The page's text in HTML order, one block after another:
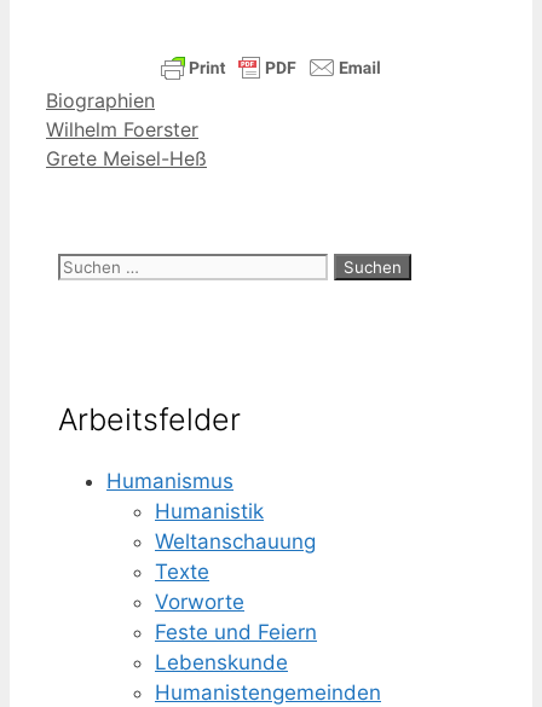
Kategorien
Biographien
Wilhelm Foerster
Grete Meisel-Heß
Suchen
Arbeitsfelder
Humanismus
Humanistik
Weltanschauung
Texte
Vorworte
Feste und Feiern
Lebenskunde
Humanisten­gemeinden